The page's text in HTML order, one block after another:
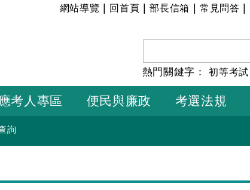
:::
網站導覽 回首頁 |部長信箱 常見問答
熱門關鍵字：初等考試
應考人專區 便民與廉政 考選法規
詢